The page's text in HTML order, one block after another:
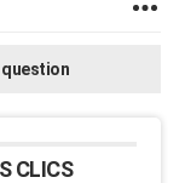
question
CLICS